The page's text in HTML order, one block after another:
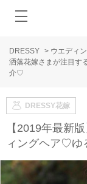
DRESSY > ウエディ
洒落花嫁さまが注目す
介♡
DRESSY花嫁
【2019年最新
ィングヘア♡ゆ